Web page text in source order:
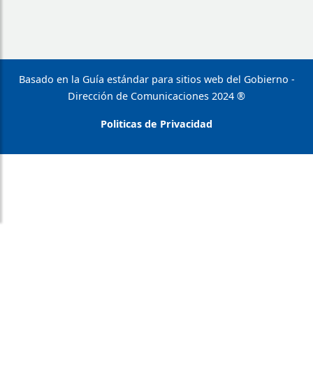
Basado en la Guía estándar para sitios web del Gobierno -
Dirección de Comunicaciones 2024 ®
Politicas de Privacidad